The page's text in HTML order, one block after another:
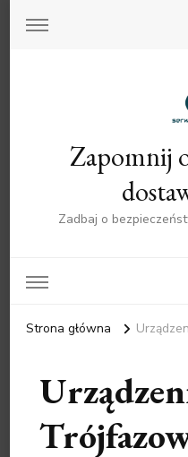
Zapomnij
Zadbaj o
Strona główna